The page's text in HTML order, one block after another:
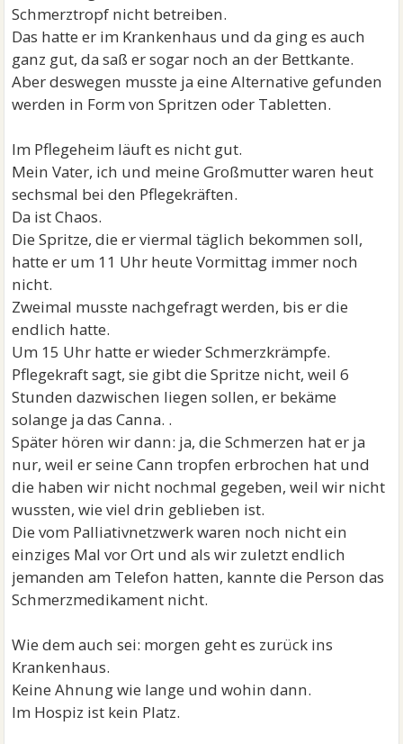
Schmerztropf nicht betreiben.
Das hatte er im Krankenhaus und da ging es auch
ganz gut, da saß er sogar noch an der Bettkante.
Aber deswegen musste ja eine Alternative gefunden
werden in Form von Spritzen oder Tabletten.
Im Pflegeheim läuft es nicht gut.
Mein Vater, ich und meine Großmutter waren heut
sechsmal bei den Pflegekräften.
Da ist Chaos.
Die Spritze, die er viermal täglich bekommen soll,
hatte er um 11 Uhr heute Vormittag immer noch
nicht.
Zweimal musste nachgefragt werden, bis er die
endlich hatte.
Um 15 Uhr hatte er wieder Schmerzkrämpfe.
Pflegekraft sagt, sie gibt die Spritze nicht, weil 6
Stunden dazwischen liegen sollen, er bekäme
solange ja das Canna. .
Später hören wir dann: ja, die Schmerzen hat er ja
nur, weil er seine Cann tropfen erbrochen hat und
die haben wir nicht nochmal gegeben, weil wir nicht
wussten, wie viel drin geblieben ist.
Die vom Palliativnetzwerk waren noch nicht ein
einziges Mal vor Ort und als wir zuletzt endlich
jemanden am Telefon hatten, kannte die Person das
Schmerzmedikament nicht.
Wie dem auch sei: morgen geht es zurück ins
Krankenhaus.
Keine Ahnung wie lange und wohin dann.
Im Hospiz ist kein Platz.